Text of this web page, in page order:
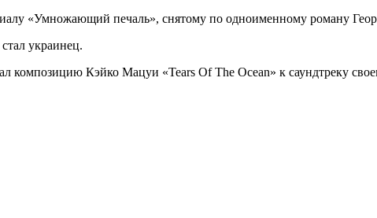
«Умножающий печаль», снятому по одноименному роману
украинец.
композицию Кэйко Мацуи «Tears Of The Ocean» к